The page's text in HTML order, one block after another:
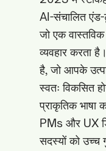
AI-संचालित
जो एक वास्तविक
व्यवहार करता
है, जो आपके
स्वतः विकसित
प्राकृतिक भाषा
PMs और UX
सदस्यों को उच्च